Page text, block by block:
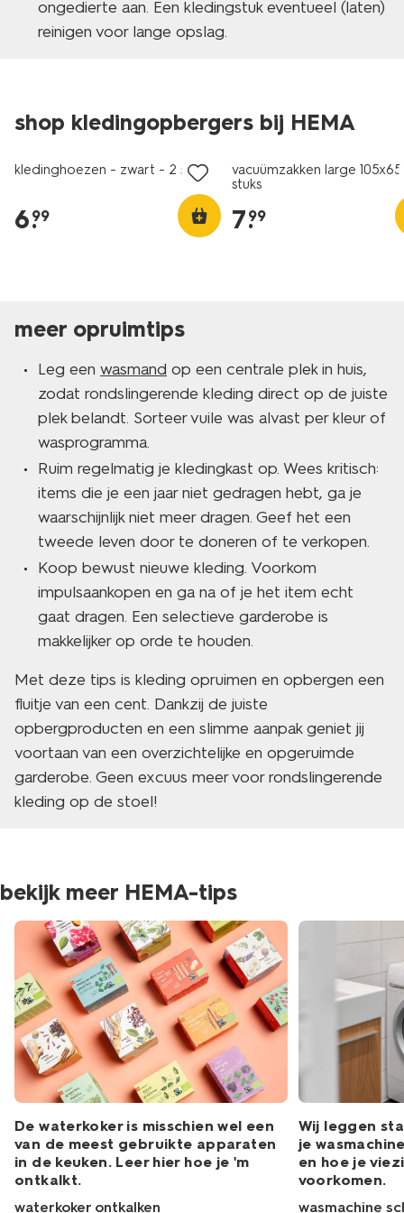
ongedierte aan. Een kledingstuk eventueel (laten)
reinigen voor lange opslag.
shop kledingopbergers bij HEMA
kledinghoezen - zwart - 2 stuks
6.
99
vacuümzakken large
stuks
7.
99
meer opruimtips
Leg een wasmand op een centrale plek in huis,
zodat rondslingerende kleding direct op de juiste
plek belandt. Sorteer vuile was alvast per kleur of
wasprogramma.
Ruim regelmatig je kledingkast op. Wees kritisch:
items die je een jaar niet gedragen hebt, ga je
waarschijnlijk niet meer dragen. Geef het een
tweede leven door te doneren of te verkopen.
Koop bewust nieuwe kleding. Voorkom
impulsaankopen en ga na of je het item echt
gaat dragen. Een selectieve garderobe is
makkelijker op orde te houden.
Met deze tips is kleding opruimen en opbergen een
fluitje van een cent. Dankzij de juiste
opbergproducten en een slimme aanpak geniet jij
voortaan van een overzichtelijke en opgeruimde
garderobe. Geen excuus meer voor rondslingerende
kleding op de stoel!
bekijk meer HEMA-tips
De waterkoker is misschien wel een
van de meest gebruikte apparaten
in de keuken. Leer hier hoe je 'm
ontkalkt.
waterkoker ontkalken
Wij leggen
je
en hoe je
voorkomen.
wasmachine